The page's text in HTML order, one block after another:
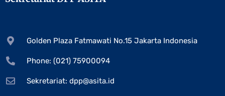
Golden Plaza Fatmawati No.15 Jakarta Indonesia
Phone: (021) 75900094
Sekretariat: dpp@asita.id